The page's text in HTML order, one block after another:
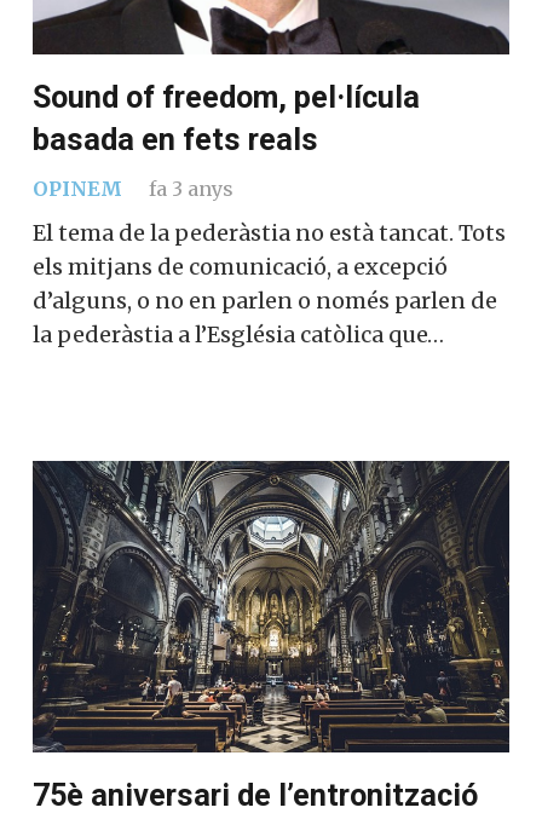
Sound of freedom, pel·lícula
basada en fets reals
OPINEM fa 3 anys
El tema de la pederàstia no està tancat. Tots
els mitjans de comunicació, a excepció
d’alguns, o no en parlen o només parlen de
la pederàstia a l’Església catòlica que…
75è aniversari de l’entronització